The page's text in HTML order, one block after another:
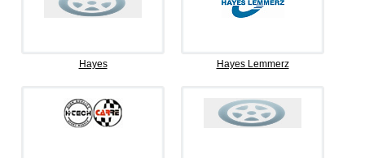
Hayes Hayes Lemmerz